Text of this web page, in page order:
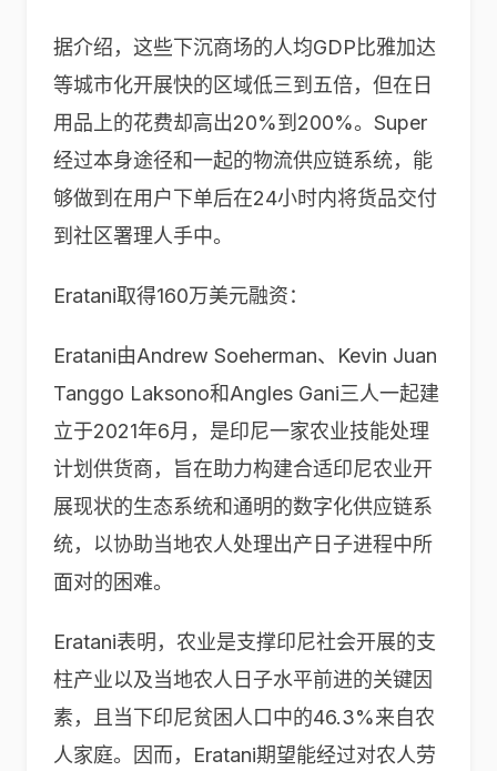
据介绍，这些下沉商场的人均GDP比雅加达
等城市化开展快的区域低三到五倍，但在日
用品上的花费却高出20%到200%。Super
经过本身途径和一起的物流供应链系统，能
够做到在用户下单后在24小时内将货品交付
到社区署理人手中。
Eratani取得160万美元融资：
Eratani由Andrew Soeherman、Kevin Juan
Tanggo Laksono和Angles Gani三人一起建
立于2021年6月，是印尼一家农业技能处理
计划供货商，旨在助力构建合适印尼农业开
展现状的生态系统和通明的数字化供应链系
统，以协助当地农人处理出产日子进程中所
面对的困难。
Eratani表明，农业是支撑印尼社会开展的支
柱产业以及当地农人日子水平前进的关键因
素，且当下印尼贫困人口中的46.3%来自农
人家庭。因而，Eratani期望能经过对农人劳